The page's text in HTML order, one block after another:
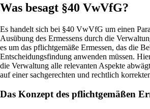
Was besagt §40 VwVfG?
Es handelt sich bei §40 VwVfG um einen
Ausübung des Ermessens durch die
es um das pflichtgemäße Ermessen, das die
Entscheidungsfindung anwenden müssen.
die Verwaltung alle relevanten Aspekte
auf einer sachgerechten und rechtlich
Das Konzept des pflichtgemäßen